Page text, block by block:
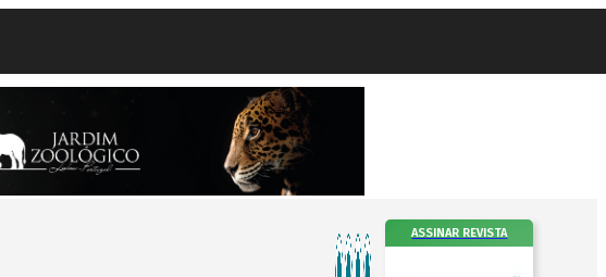
ASSINAR REVISTA